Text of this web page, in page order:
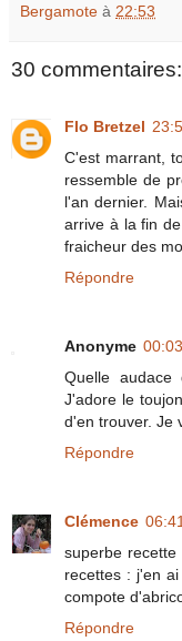
Bergamote à 22:53
30 commentaires:
Flo Bretzel
C'est marrant,
ressemble de
l'an dernier.
arrive à la fin
fraicheur des
Répondre
Anonyme 00:03
Quelle
J'adore le
d'en trouver. Je
Répondre
Clémence 06:41
superbe
recettes : j'en
compote
Répondre